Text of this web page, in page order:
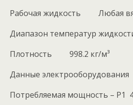
Рабочая жидкость Любая
Диапазон температур
Плотность 998.2 кг/м³
Данные электрооборудования
Потребляемая мощность – P1